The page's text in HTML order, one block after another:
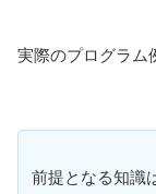
実際のプログラム
前提となる知識